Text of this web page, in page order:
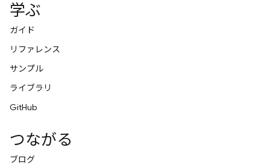
学ぶ
ガイド
リファレンス
サンプル
ライブラリ
GitHub
つながる
ブログ